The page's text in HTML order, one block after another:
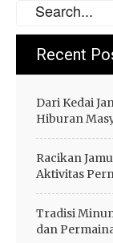
Recent
Dari Kedai
Hiburan
Racikan
Aktivitas
Tradisi
dan